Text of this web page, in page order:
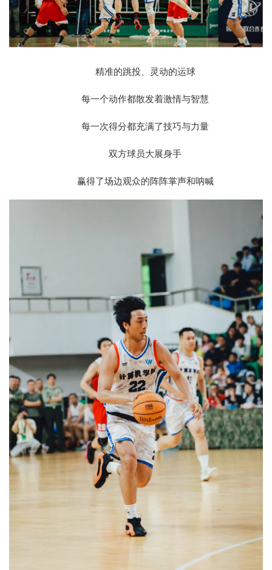
精准的跳投、灵动的运球
每一个动作都散发着激情与智慧
每一次得分都充满了技巧与力量
双方球员大展身手
赢得了场边观众的阵阵掌声和呐喊